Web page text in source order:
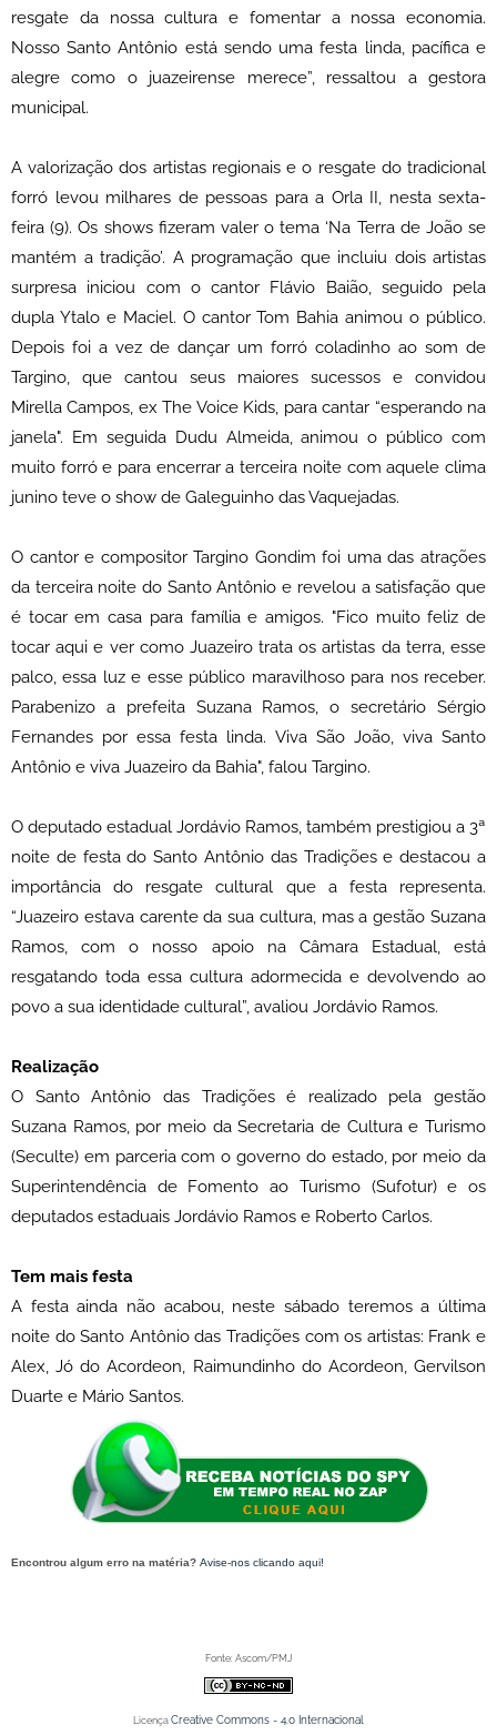
resgate da nossa cultura e fomentar a nossa economia.
Nosso Santo Antônio está sendo uma festa linda, pacífica e
alegre como o juazeirense merece”, ressaltou a gestora
municipal.
A valorização dos artistas regionais e o resgate do tradicional
forró levou milhares de pessoas para a Orla II, nesta sexta-
feira (9). Os shows fizeram valer o tema ‘Na Terra de João se
mantém a tradição’. A programação que incluiu dois artistas
surpresa iniciou com o cantor Flávio Baião, seguido pela
dupla Ytalo e Maciel. O cantor Tom Bahia animou o público.
Depois foi a vez de dançar um forró coladinho ao som de
Targino, que cantou seus maiores sucessos e convidou
Mirella Campos, ex The Voice Kids, para cantar “esperando na
janela". Em seguida Dudu Almeida, animou o público com
muito forró e para encerrar a terceira noite com aquele clima
junino teve o show de Galeguinho das Vaquejadas.
O cantor e compositor Targino Gondim foi uma das atrações
da terceira noite do Santo Antônio e revelou a satisfação que
é tocar em casa para família e amigos. "Fico muito feliz de
tocar aqui e ver como Juazeiro trata os artistas da terra, esse
palco, essa luz e esse público maravilhoso para nos receber.
Parabenizo a prefeita Suzana Ramos, o secretário Sérgio
Fernandes por essa festa linda. Viva São João, viva Santo
Antônio e viva Juazeiro da Bahia", falou Targino.
O deputado estadual Jordávio Ramos, também prestigiou a 3ª
noite de festa do Santo Antônio das Tradições e destacou a
importância do resgate cultural que a festa representa.
“Juazeiro estava carente da sua cultura, mas a gestão Suzana
Ramos, com o nosso apoio na Câmara Estadual, está
resgatando toda essa cultura adormecida e devolvendo ao
povo a sua identidade cultural”, avaliou Jordávio Ramos.
Realização
O Santo Antônio das Tradições é realizado pela gestão
Suzana Ramos, por meio da Secretaria de Cultura e Turismo
(Seculte) em parceria com o governo do estado, por meio da
Superintendência de Fomento ao Turismo (Sufotur) e os
deputados estaduais Jordávio Ramos e Roberto Carlos.
Tem mais festa
A festa ainda não acabou, neste sábado teremos a última
noite do Santo Antônio das Tradições com os artistas: Frank e
Alex, Jó do Acordeon, Raimundinho do Acordeon, Gervilson
Duarte e Mário Santos.
Encontrou algum erro na matéria? Avise-nos clicando aqui!
Fonte: Ascom/PMJ
Licença Creative Commons - 4.0 Internacional